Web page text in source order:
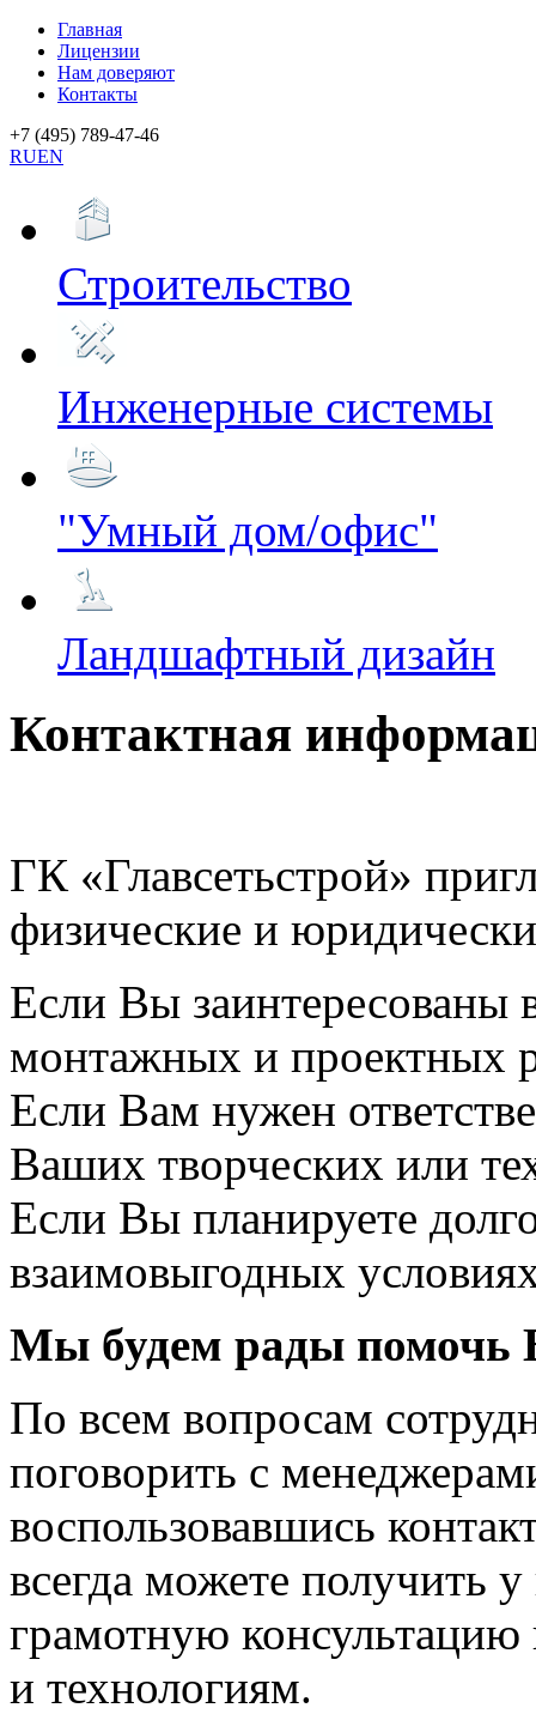
Главная
Лицензии
Нам доверяют
Контакты
+7 (495) 789-47-46
RUEN
Строительство
Инженерные системы
"Умный дом/офис"
Ландшафтный дизайн
Контактная
ГК «Главсетьстрой»
физические и
Если Вы заинтересованы
монтажных и проектных
Если Вам нужен
Ваших творческих или
Если Вы планируете
взаимовыгодных
Мы будем рады помочь
По всем вопросам
поговорить с
воспользовавшись
всегда можете получить
грамотную
и технологиям.